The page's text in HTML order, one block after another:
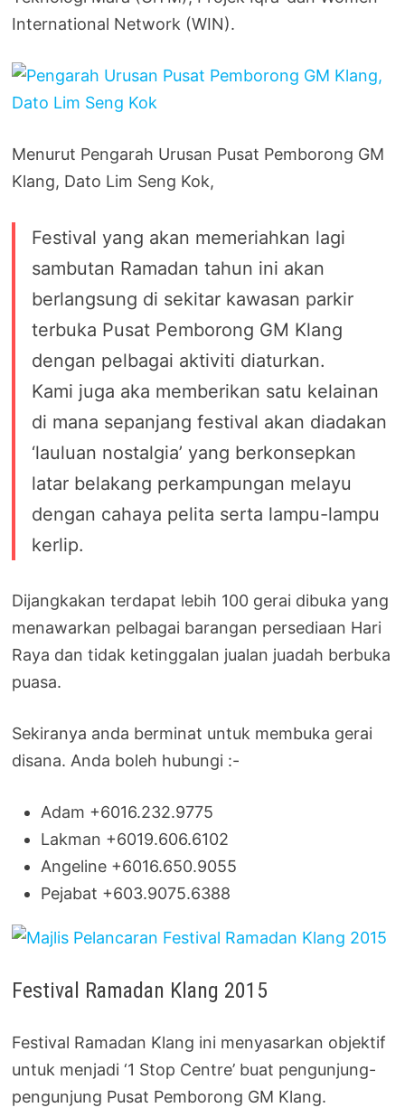
International Network (WIN).
Menurut Pengarah Urusan Pusat Pemborong GM
Klang, Dato Lim Seng Kok,
Festival yang akan memeriahkan lagi
sambutan Ramadan tahun ini akan
berlangsung di sekitar kawasan parkir
terbuka Pusat Pemborong GM Klang
dengan pelbagai aktiviti diaturkan.
Kami juga aka memberikan satu kelainan
di mana sepanjang festival akan diadakan
‘lauluan nostalgia’ yang berkonsepkan
latar belakang perkampungan melayu
dengan cahaya pelita serta lampu-lampu
kerlip.
Dijangkakan terdapat lebih 100 gerai dibuka yang
menawarkan pelbagai barangan persediaan Hari
Raya dan tidak ketinggalan jualan juadah berbuka
puasa.
Sekiranya anda berminat untuk membuka gerai
disana. Anda boleh hubungi :-
Adam +6016.232.9775
Lakman +6019.606.6102
Angeline +6016.650.9055
Pejabat +603.9075.6388
Festival Ramadan Klang 2015
Festival Ramadan Klang ini menyasarkan objektif
untuk menjadi ‘1 Stop Centre’ buat pengunjung-
pengunjung Pusat Pemborong GM Klang.